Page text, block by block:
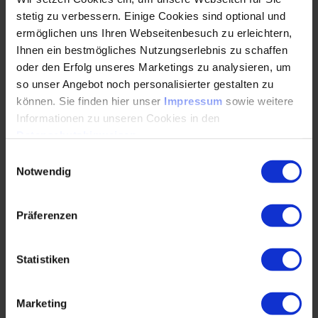
stetig zu verbessern. Einige Cookies sind optional und
ermöglichen uns Ihren Webseitenbesuch zu erleichtern,
Ihnen ein bestmögliches Nutzungserlebnis zu schaffen
oder den Erfolg unseres Marketings zu analysieren, um
so unser Angebot noch personalisierter gestalten zu
können. Sie finden hier unser Impressum sowie weitere
Informationen zu unseren Cookies in den
Notwendig
Präferenzen
Statistiken
Marketing
Tools gibt es? Welche Methode führt zu welchem
Ergebnis? Und…
WEITERLESEN
15.11.2022
– meine Arbeit als Veranstaltungsorganisatorin
erfolgreich beraten und unterstützen – das ist
WEITERLESEN